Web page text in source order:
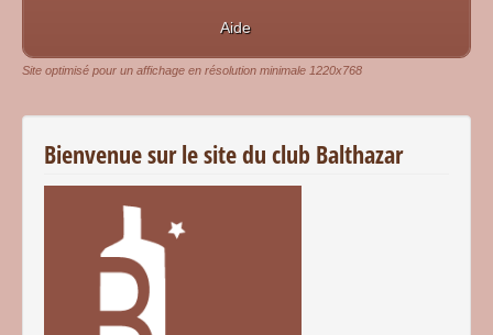
Aide
Site optimisé pour un affichage en résolution minimale 1220x768
Bienvenue sur le site du club Balthazar